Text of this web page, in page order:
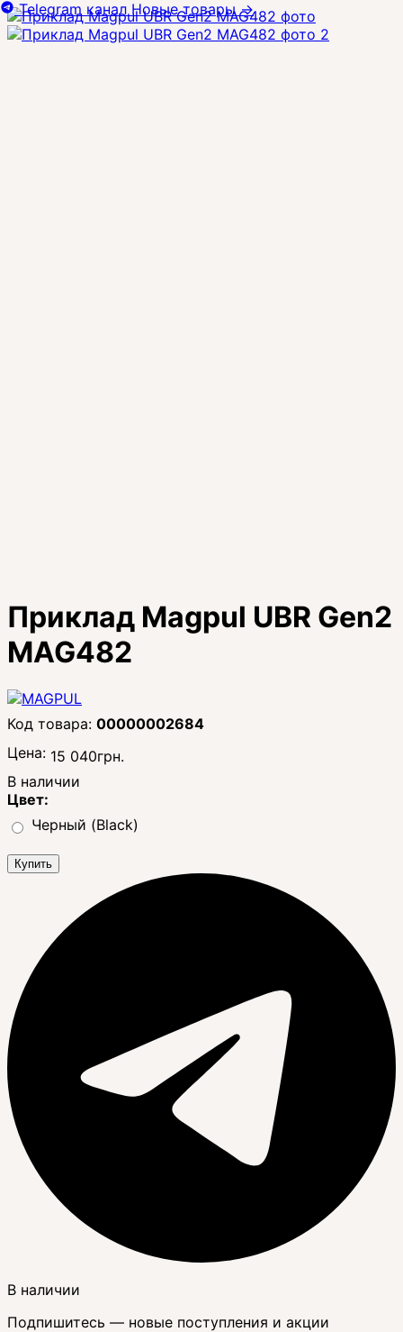
Приклад Magpul UBR Gen2
MAG482
00000002684
Цена: 15 040грн.
В наличии
Цвет:
Черный (Black)
Купить
В наличии
Подпишитесь — новые поступления и акции
Telegram канал Новые товары→